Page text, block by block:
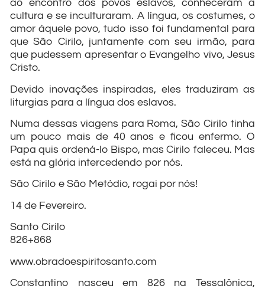
ao encontro dos povos eslavos, conheceram a
cultura e se inculturaram. A língua, os costumes, o
amor àquele povo, tudo isso foi fundamental para
que São Cirilo, juntamente com seu irmão, para
que pudessem apresentar o Evangelho vivo, Jesus
Cristo.
Devido inovações inspiradas, eles traduziram as
liturgias para a língua dos eslavos.
Numa dessas viagens para Roma, São Cirilo tinha
um pouco mais de 40 anos e ficou enfermo. O
Papa quis ordená-lo Bispo, mas Cirilo faleceu. Mas
está na glória intercedendo por nós.
São Cirilo e São Metódio, rogai por nós!
14 de Fevereiro.
Santo Cirilo
826+868
www.obradoespiritosanto.com
Constantino nasceu em 826 na Tessalônica,